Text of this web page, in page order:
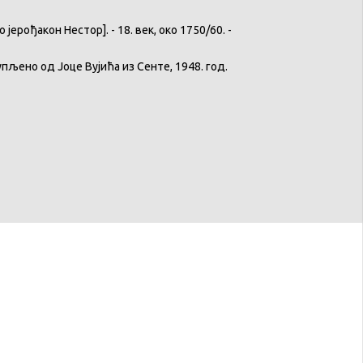
Нестор]. - 18. век, око 1750/60. -
од Јоце Вујића из Сенте, 1948. год.